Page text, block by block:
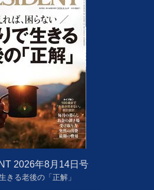
2026年8月14日号
きる老後の「正解」